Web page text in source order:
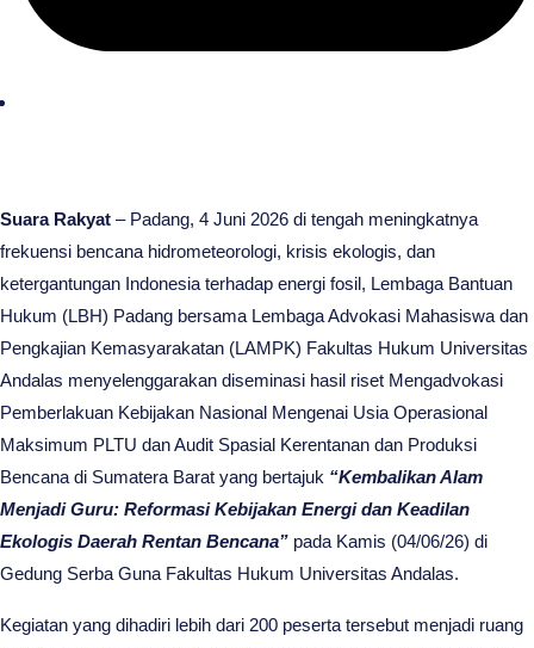
Suara Rakyat – Padang, 4 Juni 2026 di tengah meningkatnya
frekuensi bencana hidrometeorologi, krisis ekologis, dan
ketergantungan Indonesia terhadap energi fosil, Lembaga Bantuan
Hukum (LBH) Padang bersama Lembaga Advokasi Mahasiswa dan
Pengkajian Kemasyarakatan (LAMPK) Fakultas Hukum Universitas
Andalas menyelenggarakan diseminasi hasil riset Mengadvokasi
Pemberlakuan Kebijakan Nasional Mengenai Usia Operasional
Maksimum PLTU dan Audit Spasial Kerentanan dan Produksi
Bencana di Sumatera Barat yang bertajuk “Kembalikan Alam
Menjadi Guru: Reformasi Kebijakan Energi dan Keadilan
Ekologis Daerah Rentan Bencana” pada Kamis (04/06/26) di
Gedung Serba Guna Fakultas Hukum Universitas Andalas.
Kegiatan yang dihadiri lebih dari 200 peserta tersebut menjadi ruang